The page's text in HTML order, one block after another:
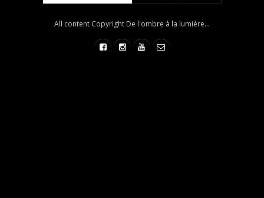
All content Copyright De l'ombre à la lumière...